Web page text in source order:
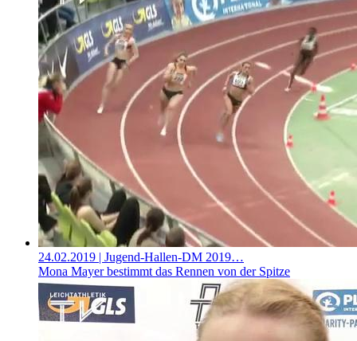
24.02.2019 | Jugend-Hallen-DM 2019…
Mona Mayer bestimmt das Rennen von der Spitze